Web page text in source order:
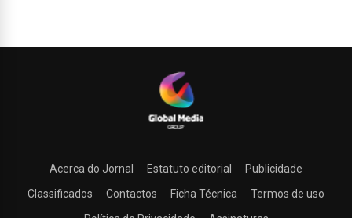
Acerca do Jornal Estatuto editorial
Publicidade
Classificados
Contactos Ficha Técnica
Termos de uso